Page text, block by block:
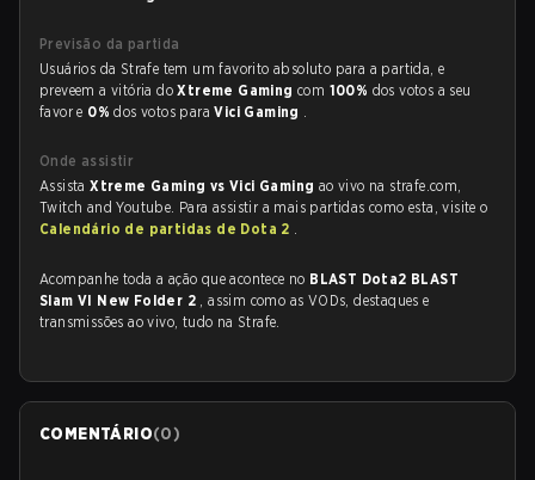
Previsão da partida
Usuários da Strafe tem um favorito absoluto para a partida, e
preveem a vitória doXtreme Gamingcom 100% dos votos a seu
favor e 0%dos votos paraVici Gaming .
Onde assistir
AssistaXtreme Gaming vs Vici Gaming ao vivo na strafe.com,
Twitch and Youtube. Para assistir a mais partidas como esta, visite o
Calendário de partidas de Dota 2 .
Acompanhe toda a ação que acontece no BLAST Dota2 BLAST
Slam VI New Folder 2 , assim como as VODs, destaques e
transmissões ao vivo, tudo na Strafe.
COMENTÁRIO(0)